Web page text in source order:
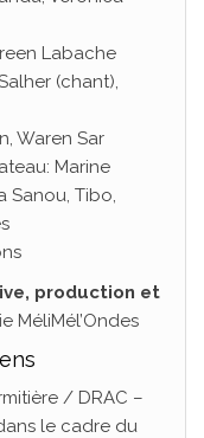
Labache
(chant),
Waren Sar
Marine
Sanou, Tibo,
production et
MéliMél’Ondes
/ DRAC –
le cadre du